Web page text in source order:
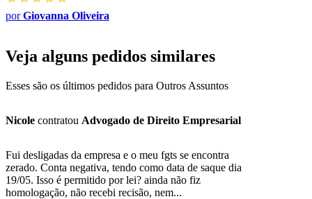
porGiovanna Oliveira
Veja alguns pedidos similares
Esses são os últimos pedidos para Outros Assuntos
Nicole contratou Advogado de Direito Empresarial
Fui desligadas da empresa e o meu fgts se encontra
zerado. Conta negativa, tendo como data de saque dia
19/05. Isso é permitido por lei? ainda não fiz
homologação, não recebi recisão, nem...